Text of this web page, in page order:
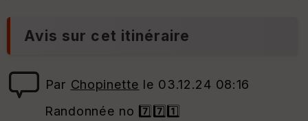
Avis sur cet itinéraire
Par Chopinette le 03.12.24 08:16
Randonnée no 7️⃣7️⃣1️⃣